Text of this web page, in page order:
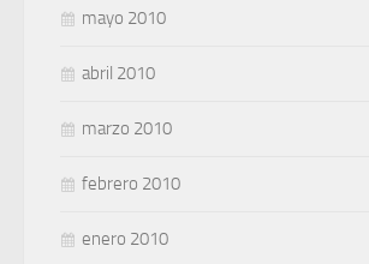
mayo 2010
abril 2010
marzo 2010
febrero 2010
enero 2010